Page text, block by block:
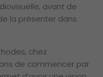
avant de
la présenter dans
chez
de commencer par